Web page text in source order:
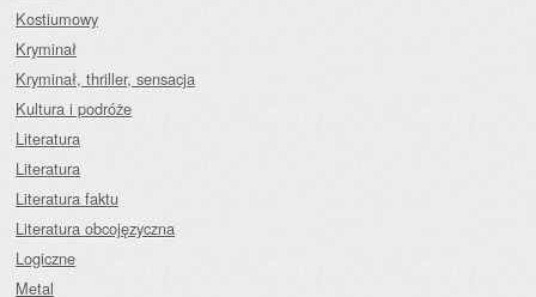
Kostiumowy
Kryminał
Kryminał, thriller, sensacja
Kultura i podróże
Literatura
Literatura
Literatura faktu
Literatura obcojęzyczna
Logiczne
Metal